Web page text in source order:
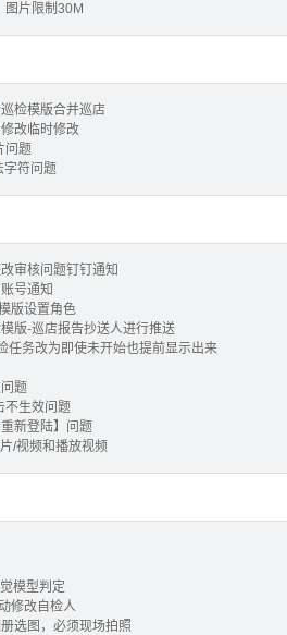
片限制30M
检模版合并巡店
改临时修改
问题
字符问题
审核问题钉钉通知
号通知
版设置角色
版-巡店报告抄送人进行推送
任务改为即使未开始也提前显示出来
题
不生效问题
新登陆】问题
/视频和播放视频
模型判定
修改自检人
选图，必须现场拍照